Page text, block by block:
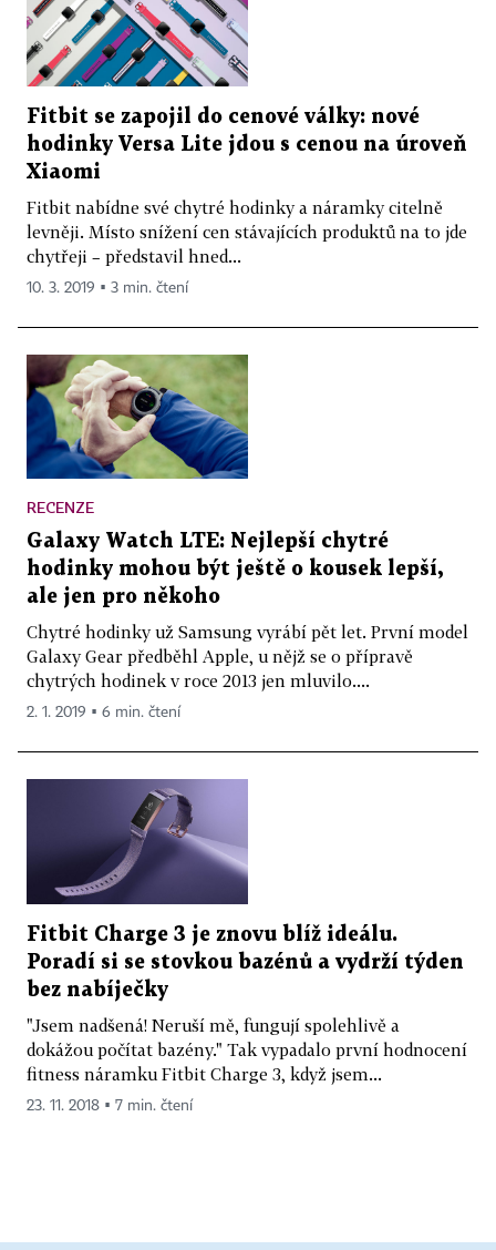
Fitbit se zapojil do cenové války: nové
hodinky Versa Lite jdou s cenou na úroveň
Xiaomi
Fitbit nabídne své chytré hodinky a náramky citelně
levněji. Místo snížení cen stávajících produktů na to jde
chytřeji – představil hned...
10. 3. 2019 ▪ 3 min. čtení
RECENZE
Galaxy Watch LTE: Nejlepší chytré
hodinky mohou být ještě o kousek lepší,
ale jen pro někoho
Chytré hodinky už Samsung vyrábí pět let. První model
Galaxy Gear předběhl Apple, u nějž se o přípravě
chytrých hodinek v roce 2013 jen mluvilo....
2. 1. 2019 ▪ 6 min. čtení
Fitbit Charge 3 je znovu blíž ideálu.
Poradí si se stovkou bazénů a vydrží týden
bez nabíječky
"Jsem nadšená! Neruší mě, fungují spolehlivě a
dokážou počítat bazény." Tak vypadalo první hodnocení
fitness náramku Fitbit Charge 3, když jsem...
23. 11. 2018 ▪ 7 min. čtení